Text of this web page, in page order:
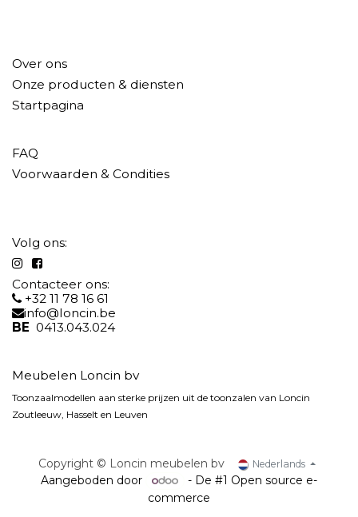
Over ons
Onze producten & diensten
Startpagina
FAQ
Voorwaarden & Condities
Volg ons:
Contacteer ons:
+32 11 78 16 61
info@loncin.be
BE 0413.043.024
Meubelen Loncin bv
Toonzaalmodellen aan sterke prijzen uit de toonzalen van Loncin
Zoutleeuw, Hasselt en Leuven
Copyright © Loncin meubelen bv Nederlands
Aangeboden door - De #1 Open source e-
commerce